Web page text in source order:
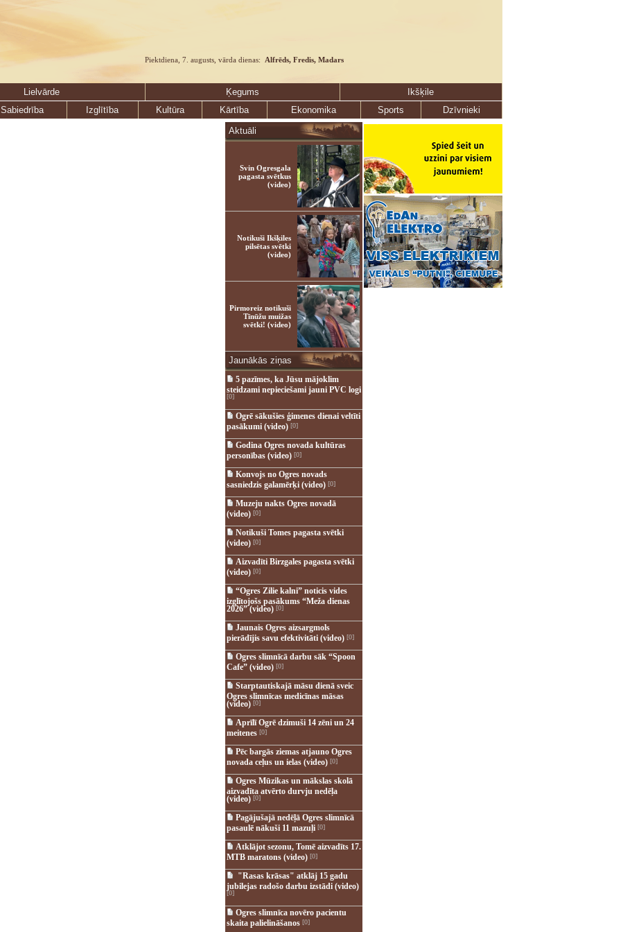
Piektdiena, 7. augusts, vārda dienas: Alfrēds, Fredis, Madars
Lielvārde Ķegums
Ikšķile
Sabiedrība Izglītība Kultūra Kārtība Ekonomika Sports
Dzīvnieki
Aktuāli
Svin Ogresgala
pagasta svētkus
(video)
Notikuši Ikšķiles
pilsētas svētki
(video)
Pirmoreiz notikuši
Tīnūžu muižas
svētki! (video)
Jaunākās ziņas
5 pazīmes, ka Jūsu mājoklim
steidzami nepieciešami jauni PVC logi
[0]
Ogrē sākušies ģimenes dienai veltīti
pasākumi (video)[0]
Godina Ogres novada kultūras
personības (video)[0]
Konvojs no Ogres novads
sasniedzis galamērķi (video)[0]
Muzeju nakts Ogres novadā
(video)[0]
Notikuši Tomes pagasta svētki
(video)[0]
Aizvadīti Birzgales pagasta svētki
(video)[0]
“Ogres Zilie kalni” noticis vides
izglītojošs pasākums “Meža dienas
2026” (video)[0]
Jaunais Ogres aizsargmols
pierādījis savu efektivitāti (video)[0]
Ogres slimnīcā darbu sāk “Spoon
Cafe” (video)[0]
Starptautiskajā māsu dienā sveic
Ogres slimnīcas medicīnas māsas
(video)[0]
Aprīlī Ogrē dzimuši 14 zēni un 24
meitenes [0]
Pēc bargās ziemas atjauno Ogres
novada ceļus un ielas (video)[0]
Ogres Mūzikas un mākslas skolā
aizvadīta atvērto durvju nedēļa
(video)[0]
Pagājušajā nedēļā Ogres slimnīcā
pasaulē nākuši 11 mazuļi[0]
Atklājot sezonu, Tomē aizvadīts 17.
MTB maratons (video)[0]
"Rasas krāsas" atklāj 15 gadu
jubilejas radošo darbu izstādi (video)
[0]
Ogres slimnīca novēro pacientu
skaita palielināšanos [0]